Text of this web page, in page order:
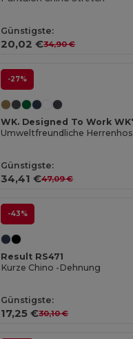
Günstigste:
20,02 €34,90 €
-27%
WK. Designed To Work
Günstigste:
34,41 €47,09 €
-43%
Result RS471
Kurze Chino -Dehnung
Günstigste:
17,25 €30,10 €